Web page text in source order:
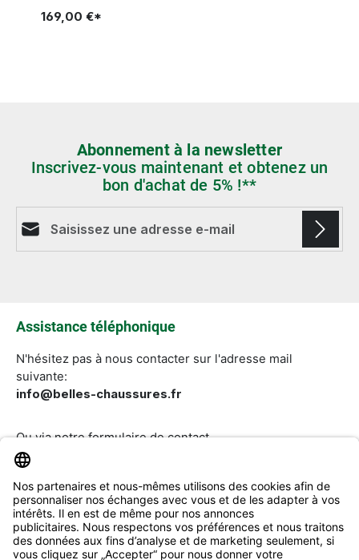
169,00 €*
Abonnement à la newsletter
Inscrivez-vous maintenant et obtenez un
bon d'achat de 5% !**
Assistance téléphonique
N'hésitez pas à nous contacter sur l'adresse mail
suivante:
info@belles-chaussures.fr
Ou via notreformulaire de contact.
Révoquer un contrat
Aide & Contact